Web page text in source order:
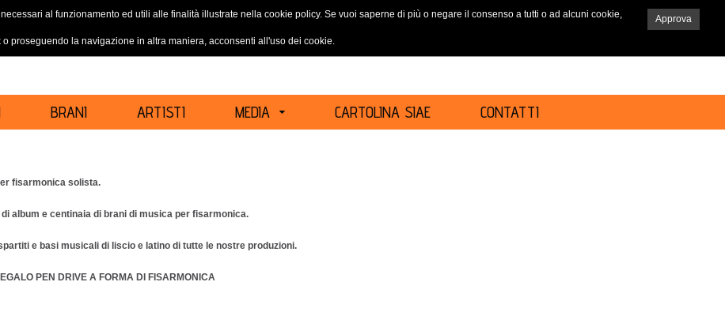
ACCEDI REGISTRATI
BRANI ARTISTI MEDIA CARTOLINA SIAE CONTATTI
fisarmonica solista.
di album e centinaia di brani di musica per fisarmonica.
e basi musicali di liscio e latino di tutte le nostre produzioni.
PEN DRIVE A FORMA DI FISARMONICA
Approva
al funzionamento ed utili alle finalità illustrate nella cookie policy. Se vuoi saperne di più o negare il consenso a tutti o ad alcuni cookie,
proseguendo la navigazione in altra maniera, acconsenti all'uso dei cookie.